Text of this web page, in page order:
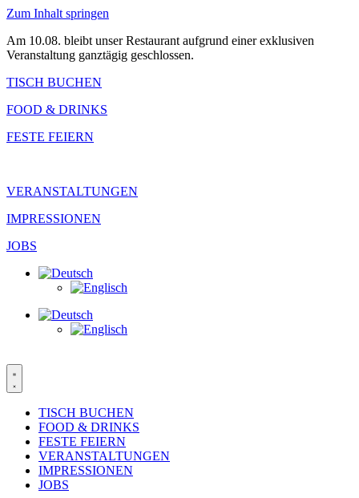
Zum Inhalt springen
Am 10.08. bleibt unser Restaurant aufgrund einer exklusiven
Veranstaltung ganztägig geschlossen.
TISCH BUCHEN
FOOD & DRINKS
FESTE FEIERN
VERANSTALTUNGEN
IMPRESSIONEN
JOBS
TISCH BUCHEN
FOOD & DRINKS
FESTE FEIERN
VERANSTALTUNGEN
IMPRESSIONEN
JOBS